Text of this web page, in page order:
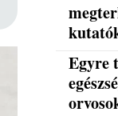
Egyre